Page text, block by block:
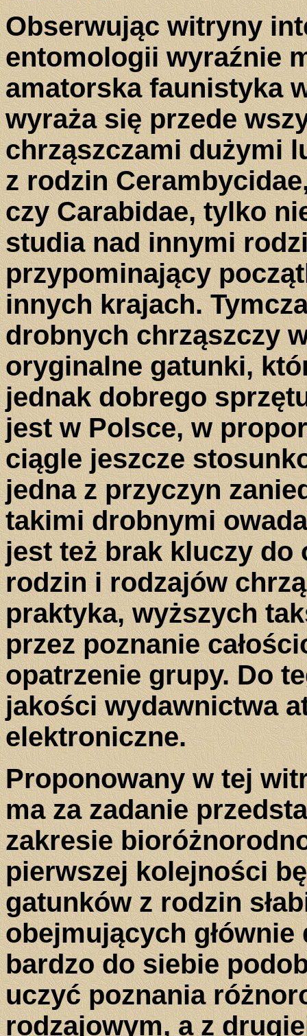
Obserwując witryny
entomologii wyraźnie
amatorska faunistyka
wyraża się przede
chrząszczami dużymi
z rodzin
czy Carabidae, tylko
studia nad innymi
przypominający
innych krajach.
drobnych chrząszczy
oryginalne gatunki,
jednak dobrego
jest w Polsce, w
ciągle jeszcze
jedna z przyczyn
takimi drobnymi
jest też brak kluczy do
rodzin i rodzajów
praktyka, wyższych
przez poznanie
opatrzenie grupy. Do
jakości wydawnictwa
elektroniczne.
Proponowany w tej
ma za zadanie
zakresie
pierwszej kolejności
gatunków z rodzin
obejmujących
bardzo do siebie
uczyć poznania
rodzajowym, a z